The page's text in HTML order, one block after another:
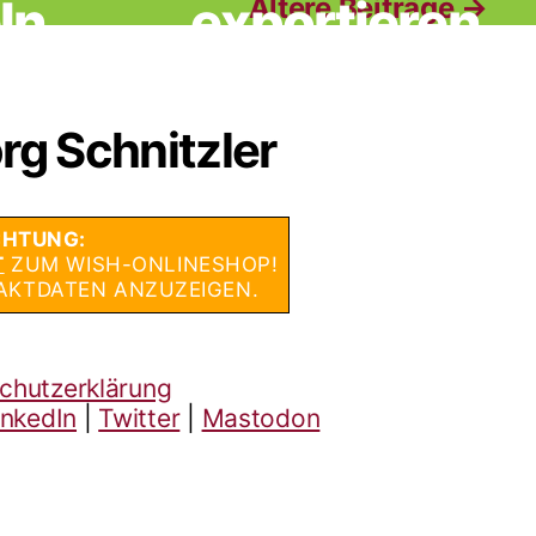
exportieren
ÄltereBeiträge→
Schnitzler
ZUM WISH-ONLINESHOP!
ANZUZEIGEN.
Twitter Mastodon